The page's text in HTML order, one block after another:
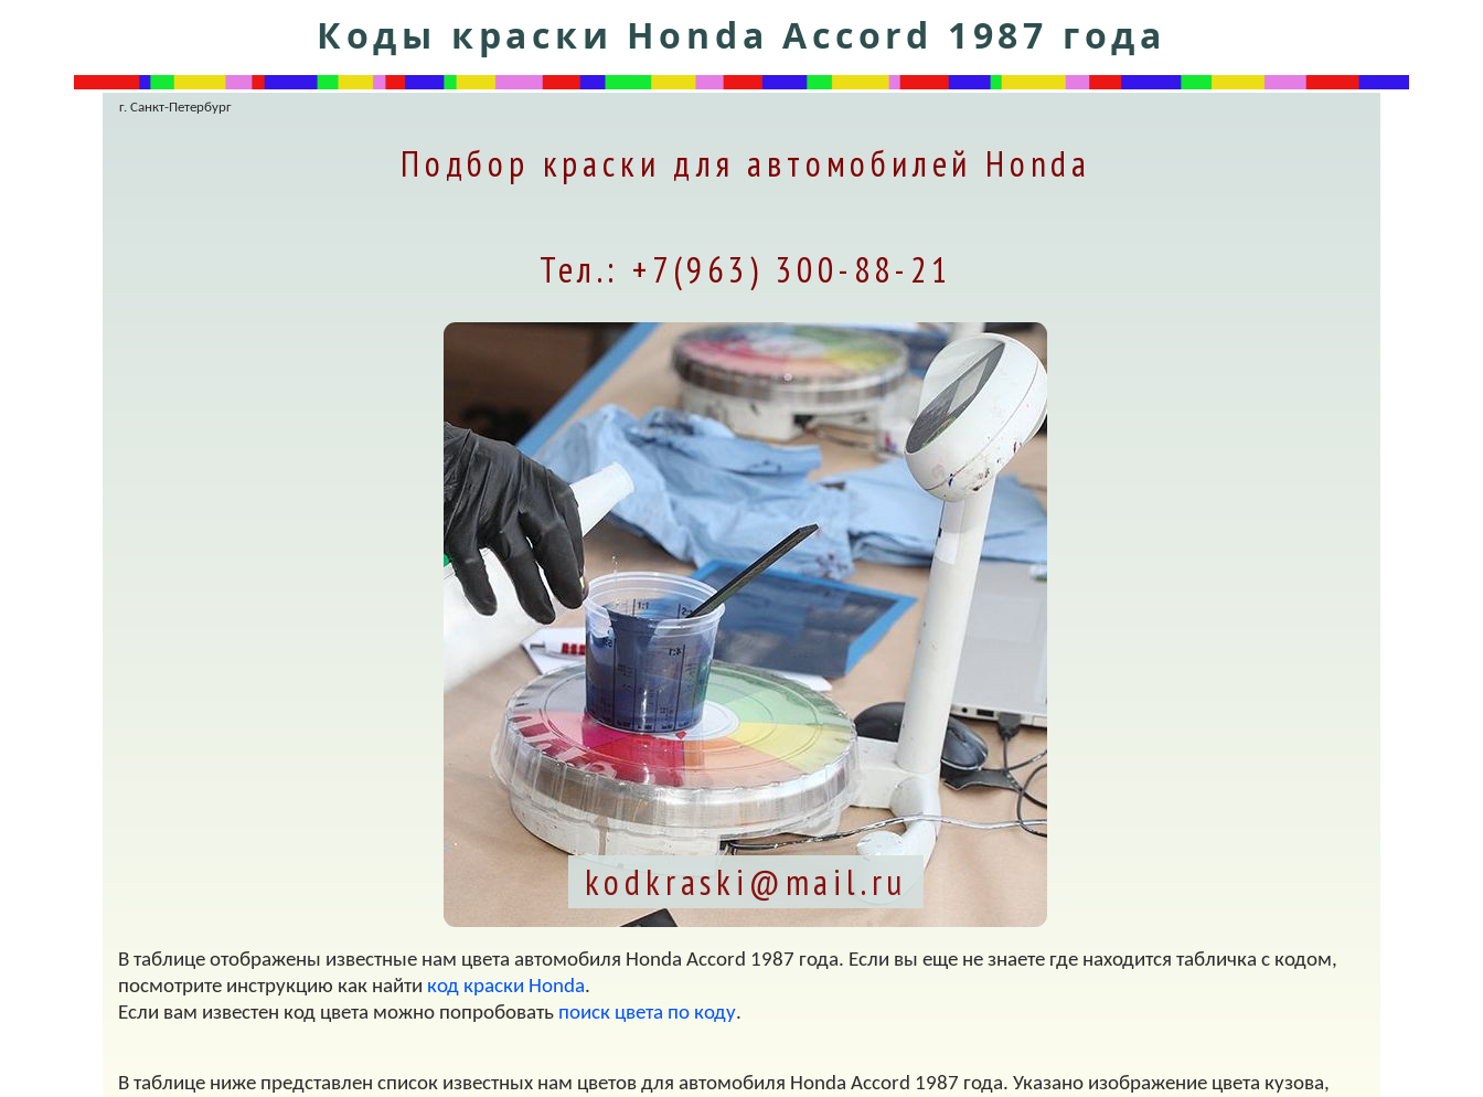
Коды краски Honda Accord 1987 года
г. Санкт-Петербург
Подбор краски для автомобилей Honda
Тел.: +7(963) 300-88-21
kodkraski@mail.ru
В таблице отображены известные нам цвета автомобиля Honda Accord 1987 года. Если вы еще не знаете где находится табличка с кодом,
посмотрите инструкцию как найти код краски Honda.
Если вам известен код цвета можно попробовать поиск цвета по коду.
В таблице ниже представлен список известных нам цветов для автомобиля Honda Accord 1987 года. Указано изображение цвета кузова,